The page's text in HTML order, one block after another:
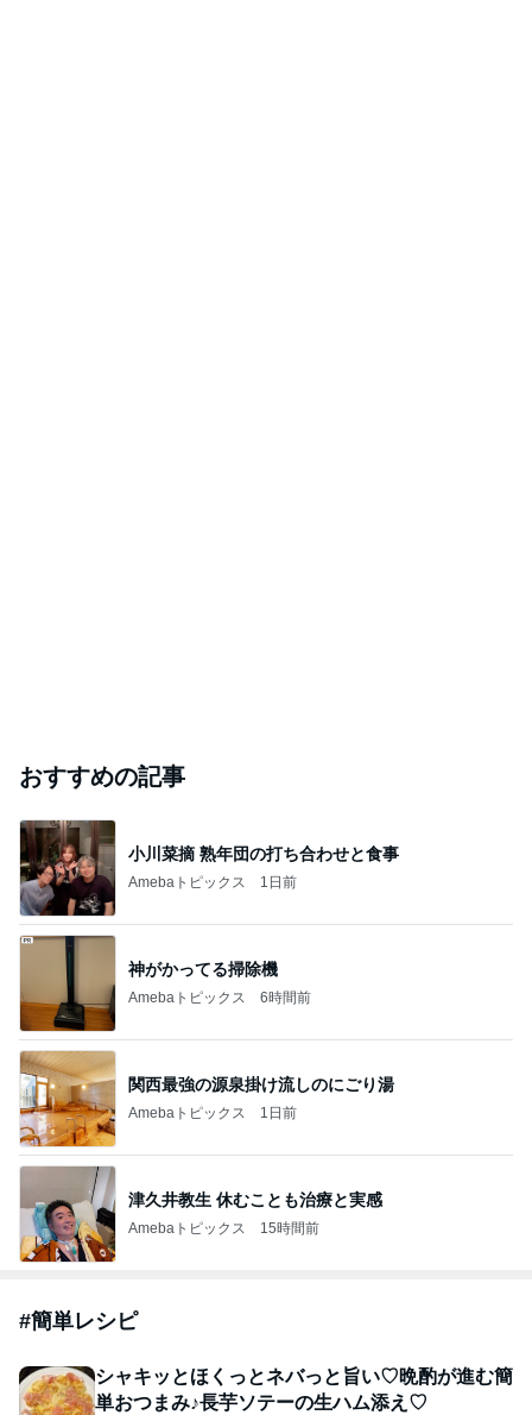
おすすめの記事
小川菜摘 熟年団の打ち合わせと食事
Amebaトピックス 1日前
神がかってる掃除機
Amebaトピックス 6時間前
関西最強の源泉掛け流しのにごり湯
Amebaトピックス 1日前
津久井教生 休むことも治療と実感
Amebaトピックス 15時間前
#簡単レシピ
シャキッとほくっとネバっと旨い♡晩酌が進む簡
単おつまみ♪長芋ソテーの生ハム添え♡